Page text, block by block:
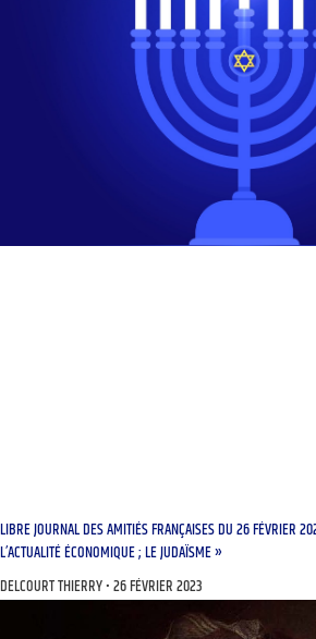
LIBRE JOURNAL DES AMITIÉS FRANÇAISES DU 26 FÉVRIER
L’ACTUALITÉ ÉCONOMIQUE ; LE JUDAÏSME »
DELCOURT THIERRY 26 FÉVRIER 2023